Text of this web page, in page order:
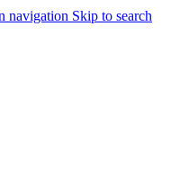
navigation Skip to search